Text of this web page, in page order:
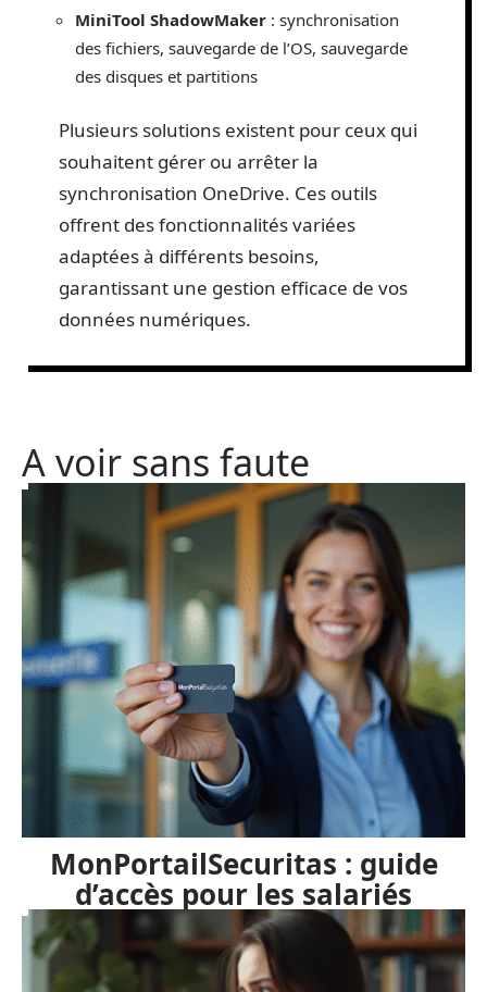
MiniTool ShadowMaker : synchronisation
des fichiers, sauvegarde de l’OS, sauvegarde
des disques et partitions
Plusieurs solutions existent pour ceux qui
souhaitent gérer ou arrêter la
synchronisation OneDrive. Ces outils
offrent des fonctionnalités variées
adaptées à différents besoins,
garantissant une gestion efficace de vos
données numériques.
A voir sans faute
MonPortailSecuritas : guide
d’accès pour les salariés